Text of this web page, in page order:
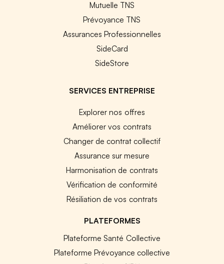
Mutuelle TNS
Prévoyance TNS
Assurances Professionnelles
SideCard
SideStore
SERVICES ENTREPRISE
Explorer nos offres
Améliorer vos contrats
Changer de contrat collectif
Assurance sur mesure
Harmonisation de contrats
Vérification de conformité
Résiliation de vos contrats
PLATEFORMES
Plateforme Santé Collective
Plateforme Prévoyance collective